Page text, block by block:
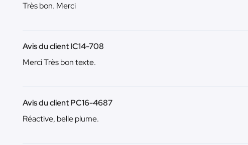
Très bon. Merci
Avis du client IC14-708
Merci Très bon texte.
Avis du client PC16-4687
Réactive, belle plume.